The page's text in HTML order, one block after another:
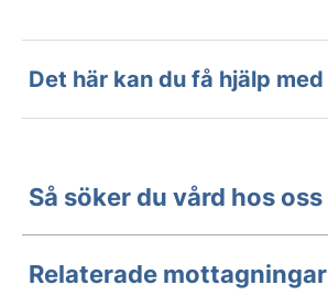
Det här kan du få hjälp med
Så söker du vård hos oss
Relaterade mottagningar